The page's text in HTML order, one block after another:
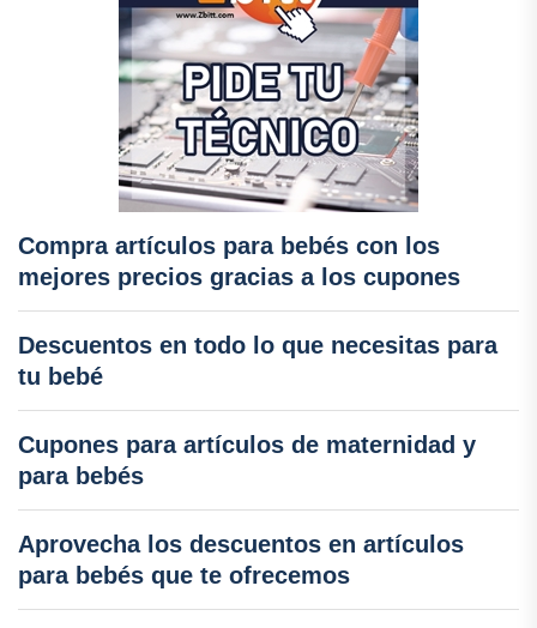
Compra artículos para bebés con los
mejores precios gracias a los cupones
Descuentos en todo lo que necesitas para
tu bebé
Cupones para artículos de maternidad y
para bebés
Aprovecha los descuentos en artículos
para bebés que te ofrecemos